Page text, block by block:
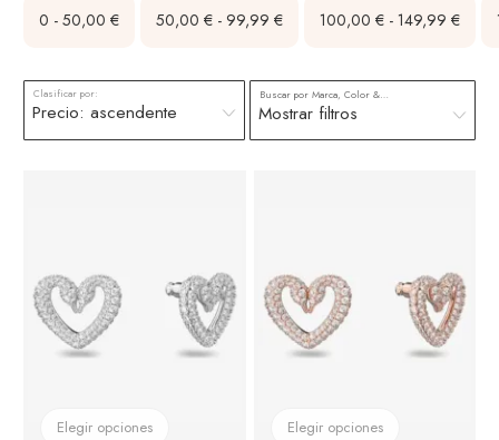
0 - 50,00 € 50,00 € - 99,99 € 100,00 € - 149,99 €
Clasificar por: Buscar por Marca, Color & más
Mostrar filtros
Elegir opciones Elegir opciones